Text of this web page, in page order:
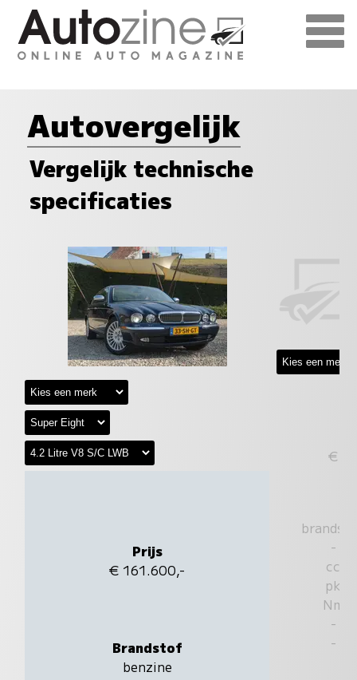
Autovergelijk
Vergelijk technische
specificaties
Prijs
€ 161.600,-
Brandstof
benzine
€
-
cc
pk
Nm
-
-